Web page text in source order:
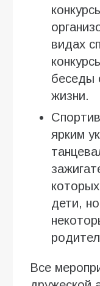
видах
беседы
жизни.
ярким
дети,
Все